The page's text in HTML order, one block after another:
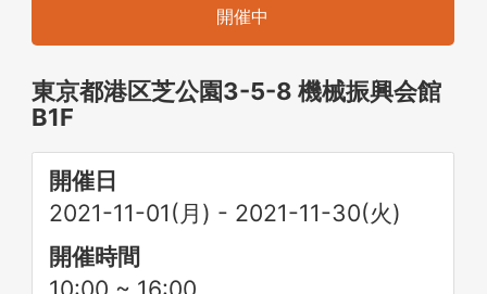
開催中
東京都港区芝公園3-5-8 機械振興会館
B1F
開催日
2021-11-01(月) - 2021-11-30(火)
開催時間